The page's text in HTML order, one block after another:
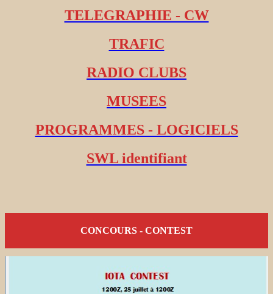
TELEGRAPHIE - CW
TRAFIC
RADIO CLUBS
MUSEES
PROGRAMMES - LOGICIELS
SWL identifiant
CONCOURS - CONTEST